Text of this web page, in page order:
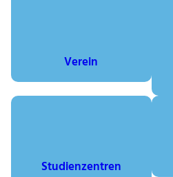
Verein
Studienzentren